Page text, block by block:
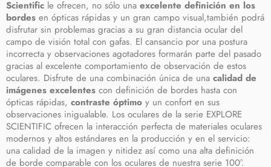
Scientific le ofrecen, no sólo una excelente definición en los
bordes en ópticas rápidas y un gran campo visual,también podrá
disfrutar sin problemas gracias a su gran distancia ocular del
campo de visión total con gafas. El cansancio por una postura
incorrecta y observaciones agotadores formarán parte del pasado
gracias al excelente comportamiento de observación de estos
oculares. Disfrute de una combinación única de una calidad de
imágenes excelentes con definición de bordes hasta con
ópticas rápidas, contraste óptimo y un confort en sus
observaciones inigualable. Los oculares de la serie EXPLORE
SCIENTIFIC ofrecen la interacción perfecta de materiales oculares
modernos y altos estándares en la producción y en el servicio:
una calidad de la imagen y nitidez así como una alta definición
de borde comparable con los oculares de nuestra serie 100°.